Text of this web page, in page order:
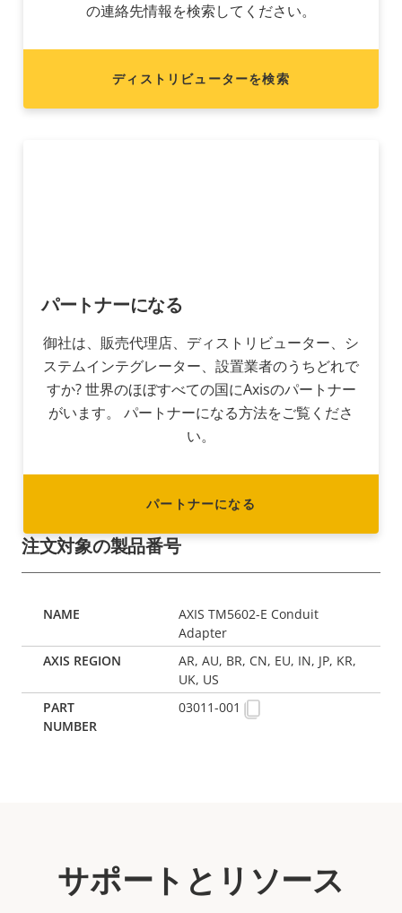
の連絡先情報を検索してください。
ディストリビューターを検索
パートナーになる
御社は、販売代理店、ディストリビューター、シ
ステムインテグレーター、設置業者のうちどれで
すか? 世界のほぼすべての国にAxisのパートナー
がいます。 パートナーになる方法をご覧くださ
い。
パートナーになる
注文対象の製品番号
AXIS TM5602-E Conduit
Adapter
AR, AU, BR, CN, EU, IN, JP, KR,
UK, US
03011-001
サポートとリソース